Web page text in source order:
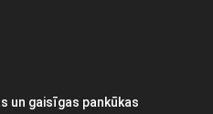
un gaisīgas pankūkas